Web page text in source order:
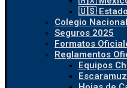
🇺🇸
Colegio
Seguros 2025
Formatos
Reglamentos
Equipos